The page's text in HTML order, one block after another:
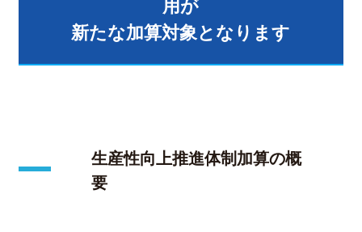
用が
新たな加算対象となります
生産性向上推進体制加算の概
要